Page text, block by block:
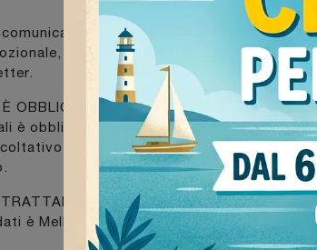
attività promozionali,
come ad esempio il rilevamento
OBBLIGATORIO?
è obbligatorio esclusivamente per i
per le finalità promozionali e
è Mellera Arredamenti S.r.l. con sede in